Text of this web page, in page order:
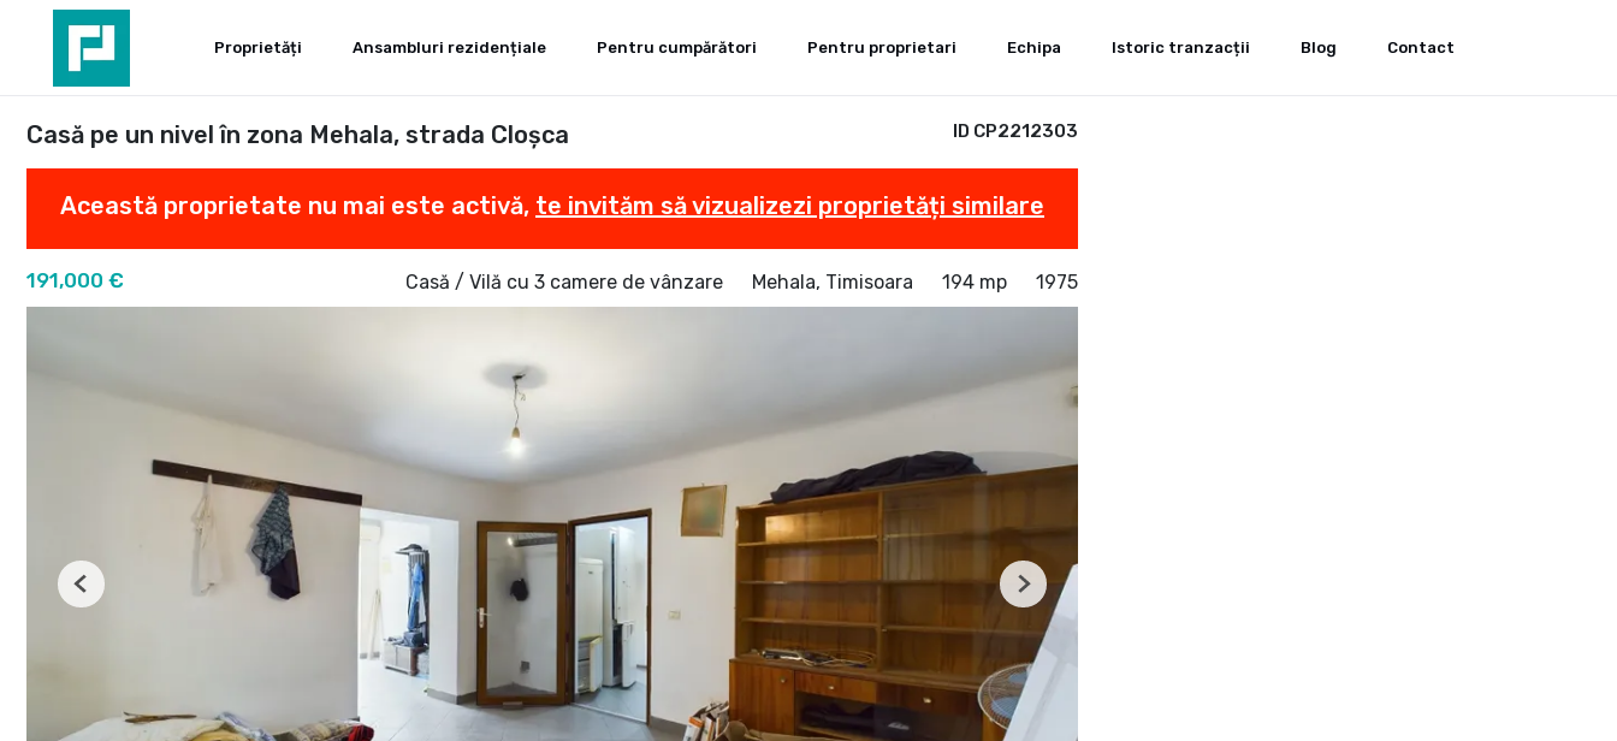
Proprietăți Ansambluri rezidențiale Pentru cumpărători Pentru proprietari Echipa Istoric tranzacții Blog Contact
ID CP2212303
Casă pe un nivel în zona Mehala, strada Cloșca
Această proprietate nu mai este activă, te invităm să vizualizezi proprietăți similare
191,000 € Casă / Vilă cu 3 camere de vânzare Mehala, Timisoara 194 mp 1975
Previous Next